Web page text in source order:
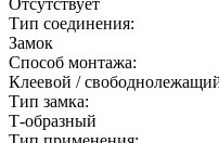
Отсутствует
Тип соединения:
Замок
Способ монтажа:
Клеевой /
Тип замка:
Т-образный